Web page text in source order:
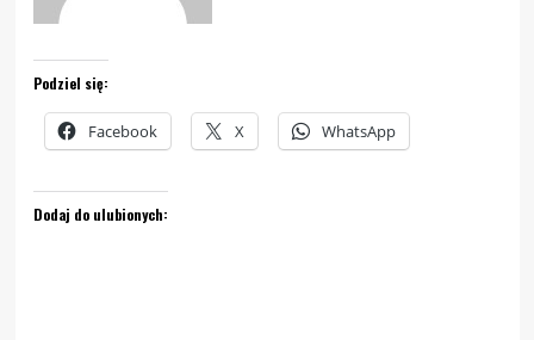
Podziel się:
Facebook X WhatsApp
Dodaj do ulubionych: